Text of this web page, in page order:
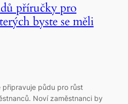
příručky pro
byste se měli
připravuje půdu pro růst
Noví zaměstnanci by